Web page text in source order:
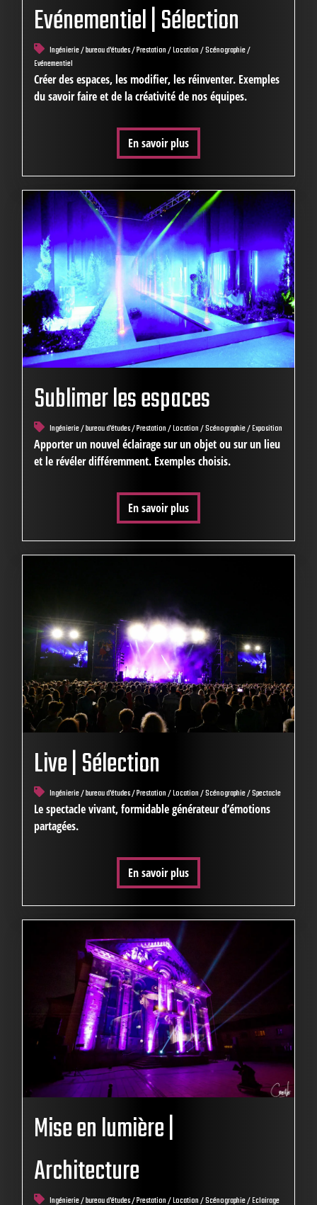
Evénementiel | Sélection
Ingénierie / bureau d'études / Prestation / Location / Scénographie /
Evénementiel
Créer des espaces, les modifier, les réinventer. Exemples
du savoir faire et de la créativité de nos équipes.
En savoir plus
Sublimer les espaces
Ingénierie / bureau d'études / Prestation / Location / Scénographie / Exposition
Apporter un nouvel éclairage sur un objet ou sur un lieu
et le révéler différemment. Exemples choisis.
En savoir plus
Live | Sélection
Ingénierie / bureau d'études / Prestation / Location / Scénographie / Spectacle
Le spectacle vivant, formidable générateur d’émotions
partagées.
En savoir plus
Mise en lumière |
Architecture
Ingénierie / bureau d'études / Prestation / Location / Scénographie / Eclairage